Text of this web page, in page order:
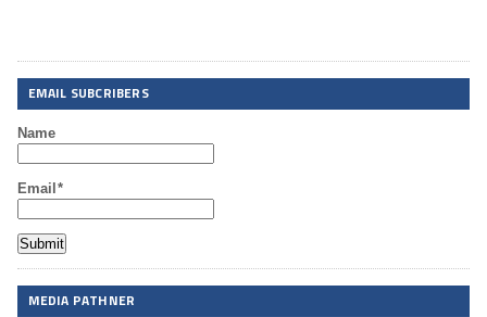
EMAIL SUBCRIBERS
Name
Email*
MEDIA PATHNER